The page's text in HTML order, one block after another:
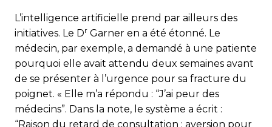
L’intelligence artificielle prend par ailleurs des
initiatives. Le Dr Garner en a été étonné. Le
médecin, par exemple, a demandé à une patiente
pourquoi elle avait attendu deux semaines avant
de se présenter à l’urgence pour sa fracture du
poignet. « Elle m’a répondu : “J’ai peur des
médecins”. Dans la note, le système a écrit :
“Raison du retard de consultation : aversion pour